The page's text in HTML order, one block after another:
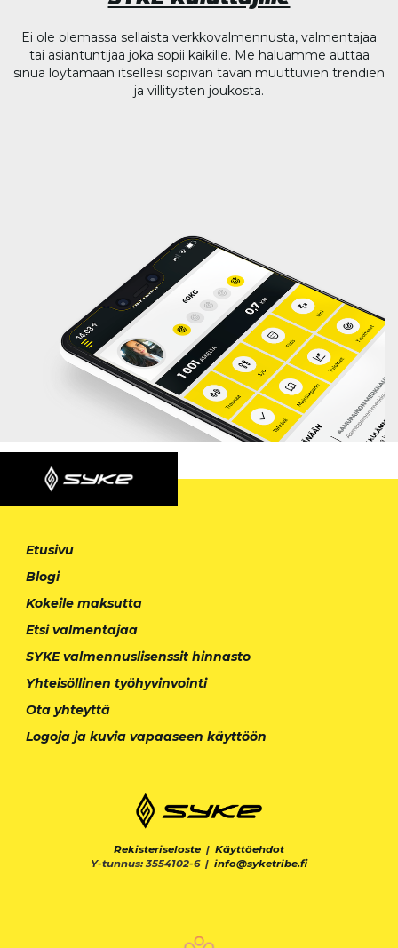
Ei ole olemassa sellaista verkkovalmennusta, valmentajaa
tai asiantuntijaa joka sopii kaikille. Me haluamme auttaa
sinua löytämään itsellesi sopivan tavan muuttuvien trendien
ja villitysten joukosta.
Etusivu
Blogi
Kokeile maksutta
Etsi valmentajaa
SYKE valmennuslisenssit hinnasto
Yhteisöllinen työhyvinvointi
Ota yhteyttä
Logoja ja kuvia vapaaseen käyttöön
Rekisteriseloste | Käyttöehdot
Y-tunnus: 3554102-6 | info@syketribe.fi